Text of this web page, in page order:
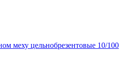
меху цельнобрезентовые 10/100